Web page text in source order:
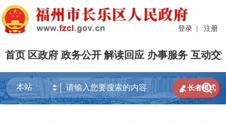
登录 | 注册
首页 区政府 政务公开 解读回应 办事服务 互动交

 长者模式